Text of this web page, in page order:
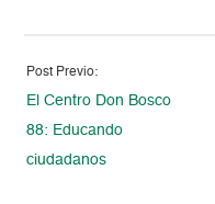
Post Previo:
El Centro Don Bosco
88: Educando
ciudadanos